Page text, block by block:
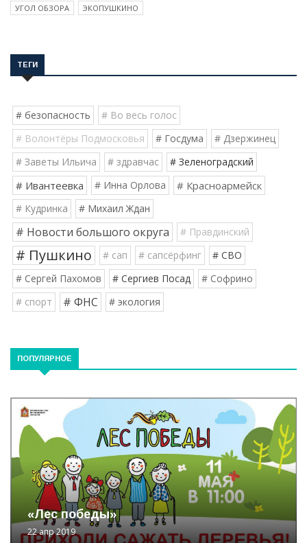
УГОЛ ОБЗОРА ЭКОПУШКИНО
ТЕГИ
# безопасность
# Во весь голос
# Волонтёры Подмосковья
# Госдума
# Дзержинец
# Заветы Ильича
# здравчас # Зеленоградский
# Ивантеевка # Инна Орлова # Красноармейск
# Кудринка # Михаил Ждан
# Новости большого округа # Правдинский
# Пушкино # сап # сапсёрфинг
# СВО
# Сергей Пахомов
# Сергиев Посад
# Софрино
# спорт
# ФНС # экология
ПОПУЛЯРНОЕ
«Лес победы»
22 апр 2019